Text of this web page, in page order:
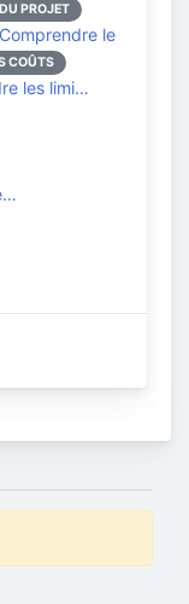
PROJET
Comprendre le
COÛTS
les limi…